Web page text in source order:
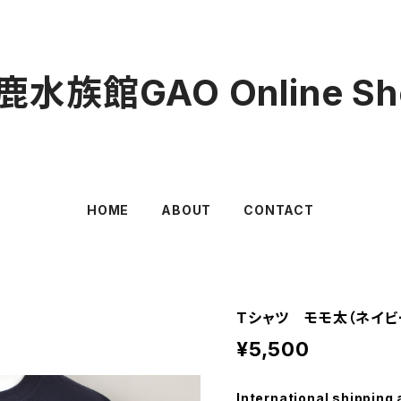
水族館GAO Online
HOME ABOUT CONTACT
Tシャツ モモ太（ネイビ
¥5,500
International shipping